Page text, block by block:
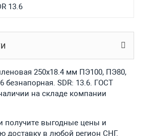
13.6
250х18.4 мм ПЭ100, ПЭ80,
безнапорная. SDR: 13.6. ГОСТ
на складе компании
получите выгодные цены и
доставку в любой регион СНГ.